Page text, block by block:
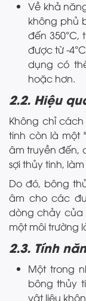
Về khả
không phủ
đến
được từ -
dụng có
hoặc hơn.
2.2. Hiệu
Không chỉ
tinh còn là một
âm truyền đến,
sợi thủy tinh,
Do đó, bông
âm cho các
dòng chảy của
một môi trường
2.3. Tính
Một trong
bông thủy
vật liệu